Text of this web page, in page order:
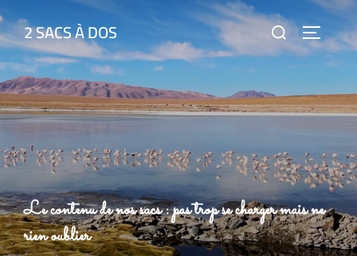
2 SACS À DOS
Le contenu de nos sacs : pas trop se charger mais ne
rien oublier